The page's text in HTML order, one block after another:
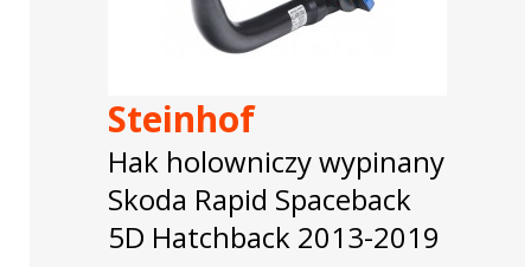
Steinhof
Hak holowniczy wypinany
Skoda Rapid Spaceback
5D Hatchback 2013-2019